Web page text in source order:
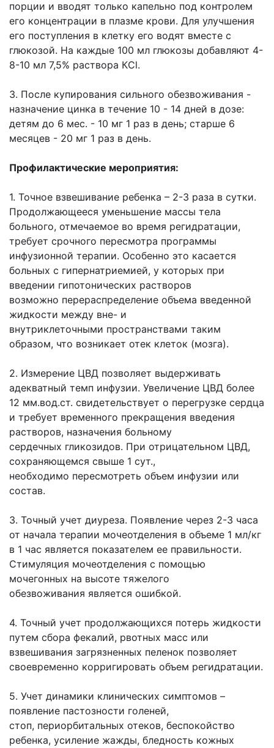
порции и вводят только капельно под контролем
его концентрации в плазме крови. Для улучшения
его поступления в клетку его водят вместе с
глюкозой. На каждые 100 мл глюкозы добавляют 4-
8-10 мл 7,5% раствора КCl.
3. После купирования сильного обезвоживания -
назначение цинка в течение 10 - 14 дней в дозе:
детям до 6 мес. - 10 мг 1 раз в день; старше 6
месяцев - 20 мг 1 раз в день.
Профилактические мероприятия:
1. Точное взвешивание ребенка – 2-3 раза в сутки.
Продолжающееся уменьшение массы тела
больного, отмечаемое во время регидратации,
требует срочного пересмотра программы
инфузионной терапии. Особенно это касается
больных с гипернатриемией, у которых при
введении гипотонических растворов
возможно перераспределение объема введенной
жидкости между вне- и
внутриклеточными пространствами таким
образом, что возникает отек клеток (мозга).
2. Измерение ЦВД позволяет выдерживать
адекватный темп инфузии. Увеличение ЦВД более
12 мм.вод.ст. свидетельствует о перегрузке сердца
и требует временного прекращения введения
растворов, назначения больному
сердечных гликозидов. При отрицательном ЦВД,
сохраняющемся свыше 1 сут.,
необходимо пересмотреть объем инфузии или
состав.
3. Точный учет диуреза. Появление через 2-3 часа
от начала терапии мочеотделения в объеме 1 мл/кг
в 1 час является показателем ее правильности.
Стимуляция мочеотделения с помощью
мочегонных на высоте тяжелого
обезвоживания является ошибкой.
4. Точный учет продолжающихся потерь жидкости
путем сбора фекалий, рвотных масс или
взвешивания загрязненных пеленок позволяет
своевременно корригировать объем регидратации.
5. Учет динамики клинических симптомов –
появление пастозности голеней,
стоп, периорбитальных отеков, беспокойство
ребенка, усиление жажды, бледность кожных